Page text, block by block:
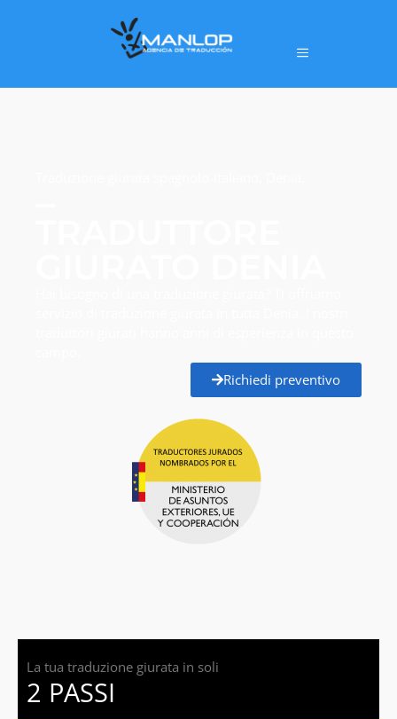
Richiedi preventivo
La tua traduzione giurata in soli
2 PASSI